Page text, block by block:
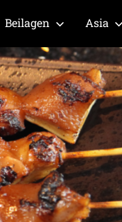
Beilagen Asia